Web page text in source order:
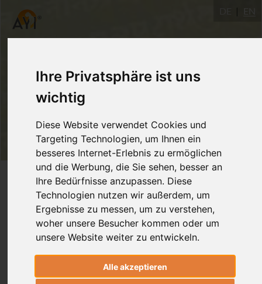
Ihre Privatsphäre ist uns
wichtig
Diese Website verwendet Cookies und
Targeting Technologien, um Ihnen ein
besseres Internet-Erlebnis zu ermöglichen
und die Werbung, die Sie sehen, besser an
Ihre Bedürfnisse anzupassen. Diese
Technologien nutzen wir außerdem, um
Ergebnisse zu messen, um zu verstehen,
woher unsere Besucher kommen oder um
unsere Website weiter zu entwickeln.
Alle akzeptieren
Login